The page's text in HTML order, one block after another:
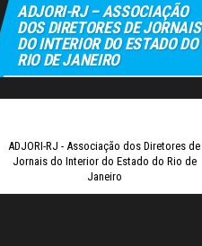
ADJORI-RJ – ASSOCIAÇÃO
DOS DIRETORES DE JORNAIS
DO INTERIOR DO ESTADO DO
RIO DE JANEIRO
ADJORI-RJ - Associação dos Diretores de
Jornais do Interior do Estado do Rio de
Janeiro